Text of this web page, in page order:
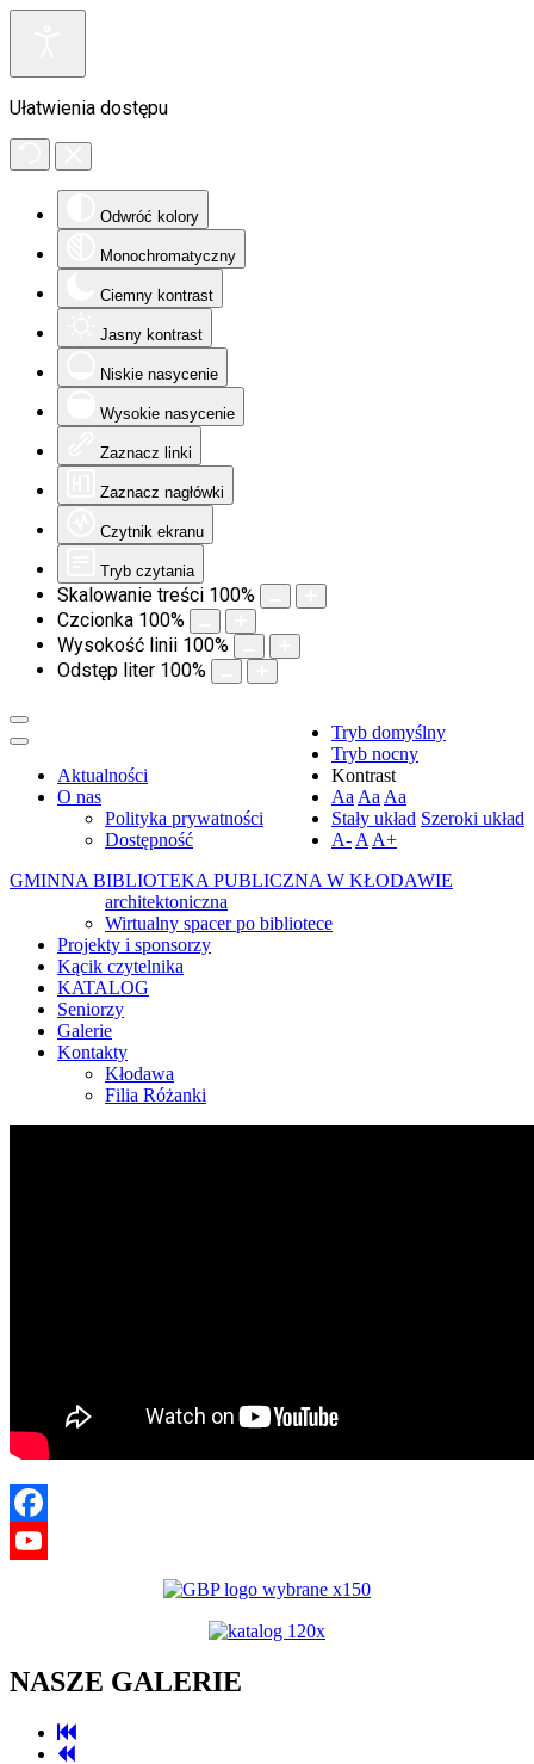
Ułatwienia dostępu
Odwróć kolory
Monochromatyczny
Ciemny kontrast
Jasny kontrast
Niskie nasycenie
Wysokie nasycenie
Zaznacz linki
Zaznacz nagłówki
Czytnik ekranu
Tryb czytania
Skalowanie treści 100%
Czcionka 100%
Wysokość linii 100%
Odstęp liter 100%
Tryb domyślny
Tryb nocny
Kontrast
Aa Aa Aa
Stały układ Szeroki układ
A- A A+
GMINNA BIBLIOTEKA PUBLICZNA W KŁODAWIE
Aktualności
O nas
Polityka prywatności
Dostępność
architektoniczna
Wirtualny spacer po bibliotece
Projekty i sponsorzy
Kącik czytelnika
KATALOG
Seniorzy
Galerie
Kontakty
Kłodawa
Filia Różanki
Facebook
NASZE GALERIE